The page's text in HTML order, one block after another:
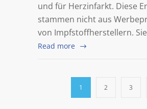
und für Herzinfarkt. Diese
stammen nicht aus
von Impfstoffherstellern.
Read more
1 2 3